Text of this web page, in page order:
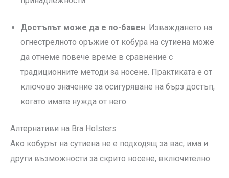
Достъпът може да е по-бавен: Изваждането на
огнестрелното оръжие от кобура на сутиена може
да отнеме повече време в сравнение с
традиционните методи за носене. Практиката е от
ключово значение за осигуряване на бърз достъп,
когато имате нужда от него.
Алтернативи на Bra Holsters
Ако кобурът на сутиена не е подходящ за вас, има и
други възможности за скрито носене, включително: